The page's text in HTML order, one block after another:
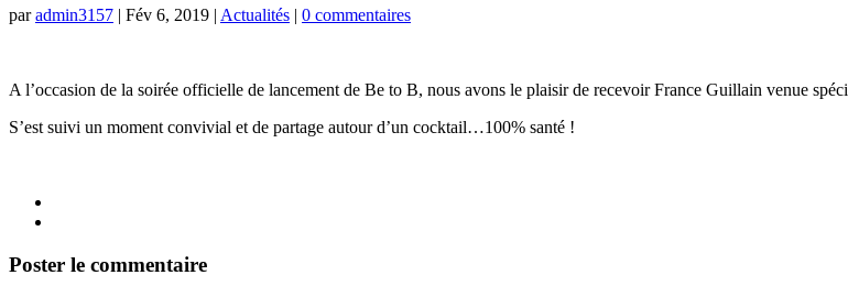
paradmin3157 | Fév 6, 2019 | Actualités | 0 commentaires
A l’occasion de la soirée officielle de lancement de Be to B, nous avons le plaisir de recevoir France Guillain venue
S’est suivi un moment convivial et de partage autour d’un cocktail…100% santé !
Poster le commentaire